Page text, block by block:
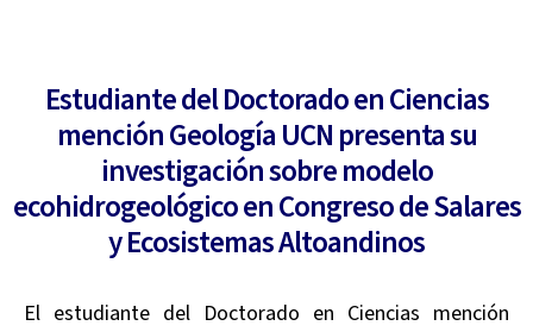
Estudiante del Doctorado en Ciencias
mención Geología UCN presenta su
investigación sobre modelo
ecohidrogeológico en Congreso de Salares
y Ecosistemas Altoandinos
El estudiante del Doctorado en Ciencias mención